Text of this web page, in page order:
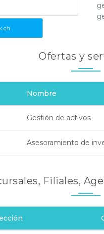
Ofertas y
Nombre
Gestión de activos
Asesoramiento de
Filiales,